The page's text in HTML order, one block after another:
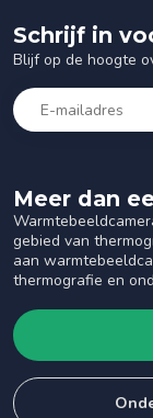
Meer dan
gebied van
aan
thermografie en
Schrijf in
Blijf op de hoogte